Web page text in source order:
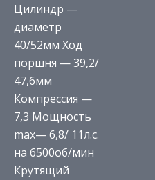
Цилиндр —
диаметр
40/52мм Ход
поршня — 39,2/
47,6мм
Компрессия —
7,3 Мощность
max— 6,8/ 11л.с.
на 6500об/мин
Крутящий